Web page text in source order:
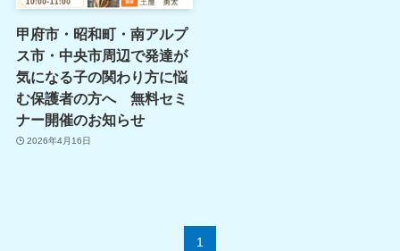
甲府市・昭和町・南アルプ
ス市・中央市周辺で発達が
気になる子の関わり方に悩
む保護者の方へ 無料セミ
ナー開催のお知らせ
2026年4月16日
1